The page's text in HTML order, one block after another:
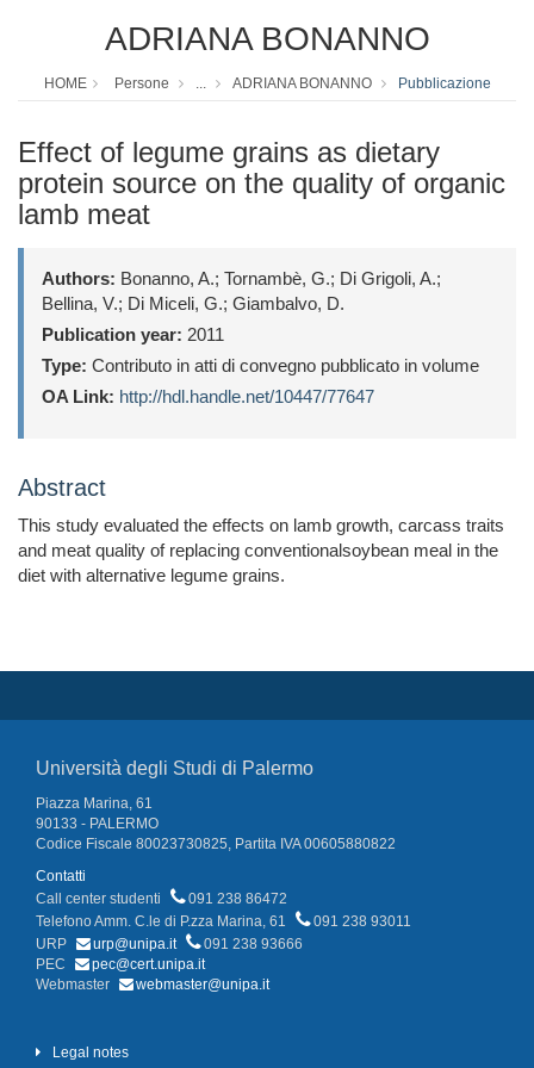
ADRIANA BONANNO
HOME Persone ... ADRIANA BONANNO Pubblicazione
Effect of legume grains as dietary
protein source on the quality of organic
lamb meat
Authors: Bonanno, A.; Tornambè, G.; Di Grigoli, A.;
Bellina, V.; Di Miceli, G.; Giambalvo, D.
Publication year: 2011
Type: Contributo in atti di convegno pubblicato in volume
OA Link: http://hdl.handle.net/10447/77647
Abstract
This study evaluated the effects on lamb growth, carcass traits
and meat quality of replacing conventionalsoybean meal in the
diet with alternative legume grains.
Università degli Studi di Palermo
Piazza Marina, 61
90133 - PALERMO
Codice Fiscale 80023730825, Partita IVA 00605880822
Contatti
Call center studenti
091 238 86472
Telefono Amm. C.le di P.zza Marina, 61
091 238 93011
URP
urp@unipa.it
091 238 93666
PEC
pec@cert.unipa.it
Webmaster
webmaster@unipa.it
Legal notes